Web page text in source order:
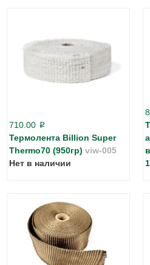
710.00 p
Термолента Billion Super
Thermo70 (950гр) viw-005
Нет в наличии